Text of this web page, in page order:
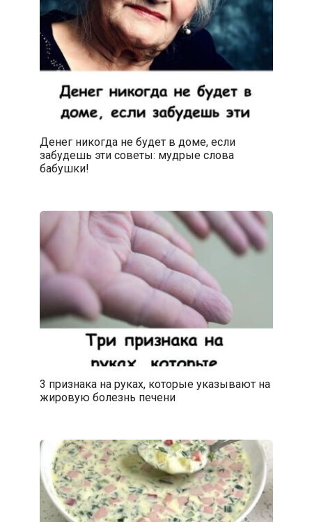
Денег никогда не будет в доме, если
забудешь эти советы: мудрые слова
бабушки!
3 признака на руках, которые указывают на
жировую болезнь печени